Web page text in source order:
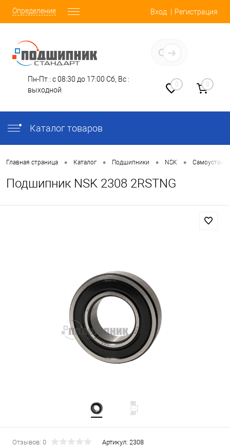
Определение Вход Регистрация
Пн-Пт : с 08:30 до 17:00 Сб, Вс :
выходной
0 0
Каталог товаров
Главная страница • Каталог • Подшипники • NSK •
Подшипник NSK 2308 2RSTNG
Отзывов: 0 Артикул: 2308